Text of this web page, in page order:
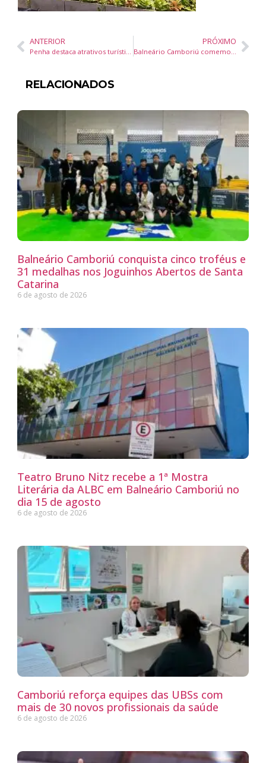
ANTERIOR
Penha destaca atrativos turísticos no Salão Nacional do Turismo em São Paulo
PRÓXIMO
Balneário Camboriú comemora o Dia do Feirante com ações para fortalecer feiras livres e economia criativa
RELACIONADOS
Balneário Camboriú conquista cinco troféus e
31 medalhas nos Joguinhos Abertos de Santa
Catarina
6 de agosto de 2026
Teatro Bruno Nitz recebe a 1ª Mostra
Literária da ALBC em Balneário Camboriú no
dia 15 de agosto
6 de agosto de 2026
Camboriú reforça equipes das UBSs com
mais de 30 novos profissionais da saúde
6 de agosto de 2026